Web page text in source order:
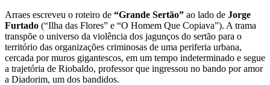
Arraes escreveu o roteiro de “Grande Sertão” ao lado de Jorge
Furtado (“Ilha das Flores” e “O Homem Que Copiava”). A trama
transpõe o universo da violência dos jagunços do sertão para o
território das organizações criminosas de uma periferia urbana,
cercada por muros gigantescos, em um tempo indeterminado e segue
a trajetória de Riobaldo, professor que ingressou no bando por amor
a Diadorim, um dos bandidos.